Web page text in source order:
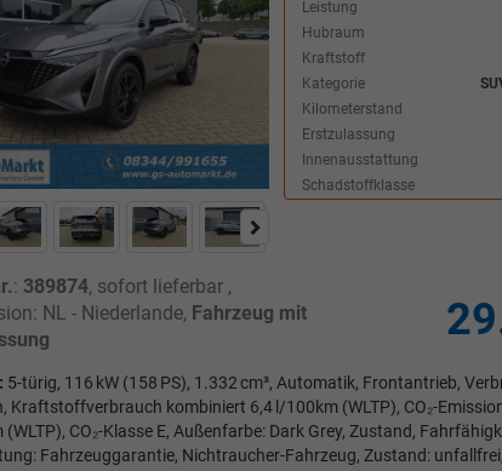
Leistung
Hubraum
Kraftstoff
Kategorie
Kilometerstand
Erstzulassung
Innenausstattung
Schadstoffklasse
: 389874, sofort lieferbar,
NL - Niederlande, Fahrzeug mit
5-türig, 116 kW (158 PS), 1.332 cm³, Automatik, Frontantrieb,
Kraftstoffverbrauch kombiniert 6,4 l/100km (WLTP), CO₂-
CO₂-Klasse E, Außenfarbe: Dark Grey, Zustand,
Fahrzeuggarantie, Nichtraucher-Fahrzeug, Zustand: